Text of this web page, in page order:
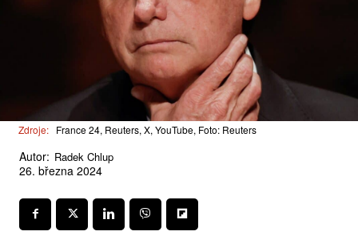
Zdroje: France 24, Reuters, X, YouTube, Foto: Reuters
Autor: Radek Chlup
26. března 2024